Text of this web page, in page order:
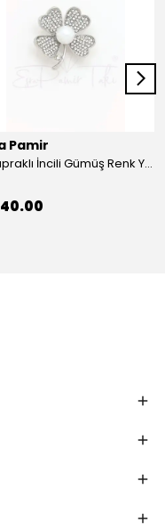
Pamir
4 Yapraklı İncili Gümüş Renk Yonca Broş